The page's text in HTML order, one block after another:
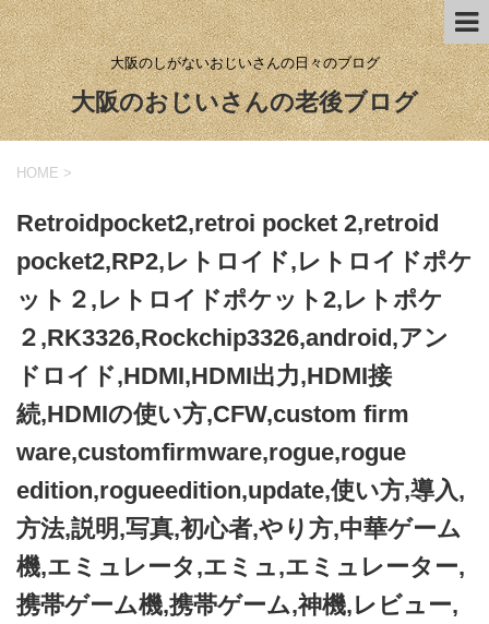
大阪のしがないおじいさんの日々のブログ
大阪のおじいさんの老後ブログ
HOME >
Retroidpocket2,retroi pocket 2,retroid
pocket2,RP2,レトロイド,レトロイドポケ
ット２,レトロイドポケット2,レトポケ
２,RK3326,Rockchip3326,android,アン
ドロイド,HDMI,HDMI出力,HDMI接
続,HDMIの使い方,CFW,custom firm
ware,customfirmware,rogue,rogue
edition,rogueedition,update,使い方,導入,
方法,説明,写真,初心者,やり方,中華ゲーム
機,エミュレータ,エミュ,エミュレーター,
携帯ゲーム機,携帯ゲーム,神機,レビュー,